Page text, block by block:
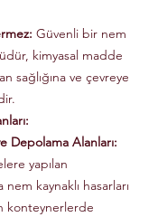
Güvenli bir nem
kimyasal madde
sağlığına ve çevreye
Depolama Alanları:
yapılan
nem kaynaklı hasarları
konteynerlerde